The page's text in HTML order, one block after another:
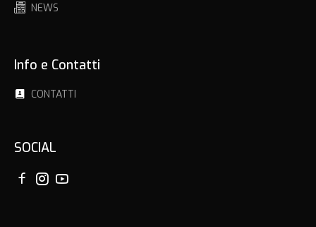
NEWS
Info e Contatti
CONTATTI
SOCIAL